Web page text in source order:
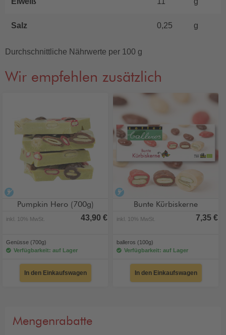
Salz 0,25 g
Durchschnittliche Nährwerte per 100 g
Wir empfehlen zusätzlich
Pumpkin Hero (700g)
inkl. 10% MwSt. 43,90 €
Genüsse (700g)
Verfügbarkeit: auf Lager
In den Einkaufswagen
Bunte Kürbiskerne
inkl. 10% MwSt. 7,35 €
balleros (100g)
Verfügbarkeit: auf Lager
In den Einkaufswagen
Mengenrabatte